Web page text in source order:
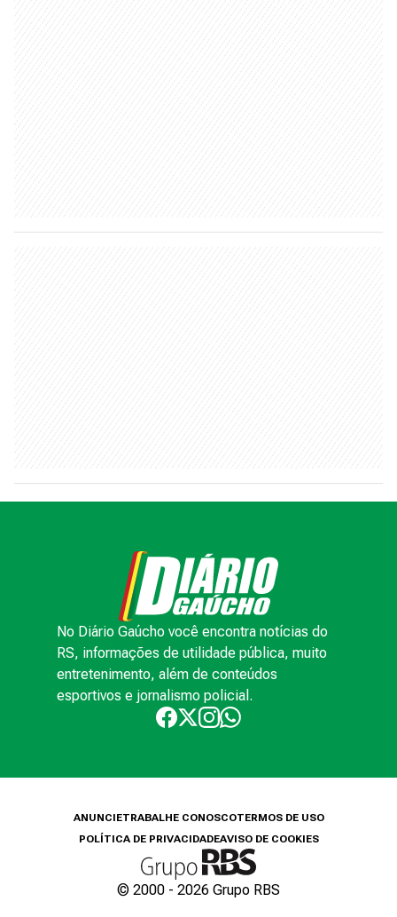
No Diário Gaúcho você encontra notícias do
RS, informações de utilidade pública, muito
entretenimento, além de conteúdos
esportivos e jornalismo policial.
ANUNCIETRABALHE CONOSCOTERMOS DE USO
POLÍTICA DE PRIVACIDADEAVISO DE COOKIES
© 2000 - 2026 Grupo RBS